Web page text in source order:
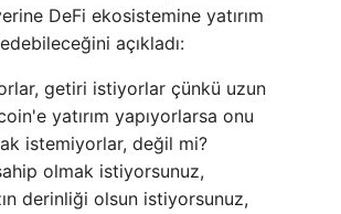
DeFi ekosistemine yatırım
açıkladı:
getiri istiyorlar çünkü uzun
yatırım yapıyorlarsa onu
istemiyorlar, değil mi?
olmak istiyorsunuz,
derinliği olsun istiyorsunuz,